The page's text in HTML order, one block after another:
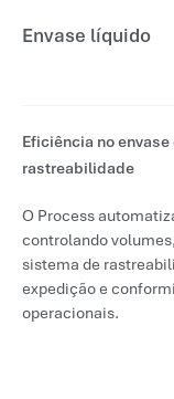
Envase líquido
Eficiência no
rastreabilidade
O Process
controlando
sistema de
expedição e
operacionais.